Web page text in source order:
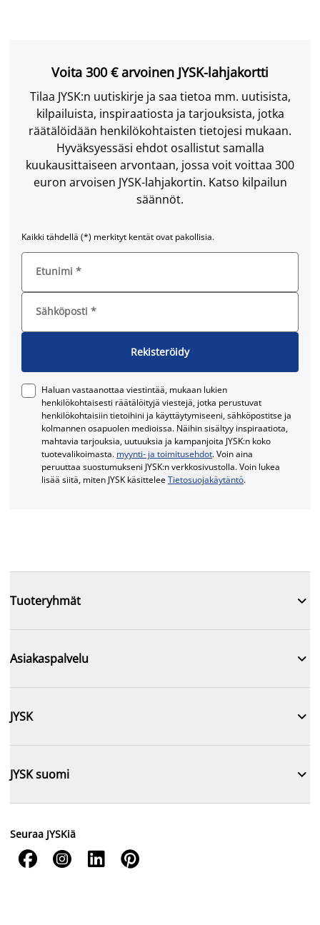
Voita 300 € arvoinen JYSK-lahjakortti
Tilaa JYSK:n uutiskirje ja saa tietoa mm. uutisista,
kilpailuista, inspiraatiosta ja tarjouksista, jotka
räätälöidään henkilökohtaisten tietojesi mukaan.
Hyväksyessäsi ehdot osallistut samalla
kuukausittaiseen arvontaan, jossa voit voittaa 300
euron arvoisen JYSK-lahjakortin. Katso kilpailun
säännöt.
Kaikki tähdellä (*) merkityt kentät ovat pakollisia.
Etunimi *
Sähköposti *
Rekisteröidy
Haluan vastaanottaa viestintää, mukaan lukien
henkilökohtaisesti räätälöityjä viestejä, jotka perustuvat
henkilökohtaisiin tietoihini ja käyttäytymiseeni, sähköpostitse ja
kolmannen osapuolen medioissa. Näihin sisältyy inspiraatiota,
mahtavia tarjouksia, uutuuksia ja kampanjoita JYSK:n koko
tuotevalikoimasta. myynti- ja toimitusehdot. Voin aina
peruuttaa suostumukseni JYSK:n verkkosivustolla. Voin lukea
lisää siitä, miten JYSK käsitteleeTietosuojakäytäntö.
Tuoteryhmät 
Asiakaspalvelu 
JYSK 
JYSK suomi 
Seuraa JYSKiä
   